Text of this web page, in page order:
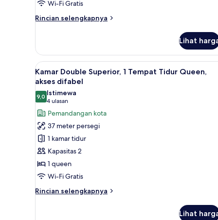
Wi-Fi Gratis
Rincian selengkapnya
Rincian
Kamar
Twin
Superior
Lihat
Lihat
semua
foto
untuk
Kamar
Double
Superior,
Tempat
Tidur
Queen,
akses
Seprai premium, selimut bulu
7
Kamar Double Superior, 1 Tempat Tidur Queen,
akses difabel
9,09,0 dari 10
Istimewa
4 ulasan
(4
ulasan)
Pemandangan kota
37 meter persegi
1 kamar tidur
Kapasitas 2
1 queen
Wi-Fi Gratis
Rincian selengkapnya
Rincian
Lihat